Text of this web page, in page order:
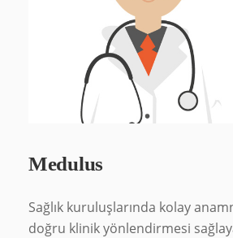
Medulus
Sağlık kuruluşlarında kolay
doğru klinik yönlendirmesi